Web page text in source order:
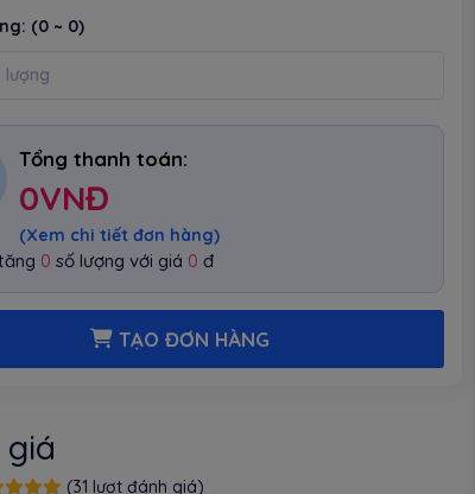
(0 ~ 0)
Tổng thanh toán:
0VNĐ
(Xem chi tiết đơn hàng)
0 số lượng với giá 0 đ
TẠO ĐƠN HÀNG
(31 lượt đánh giá)